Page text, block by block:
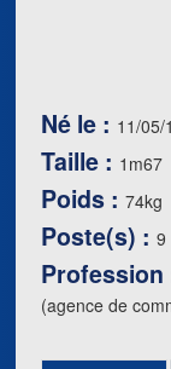
Né le : 11/05/
Taille : 1m67
Poids :74kg
Poste(s) :9
Profession
(agence de